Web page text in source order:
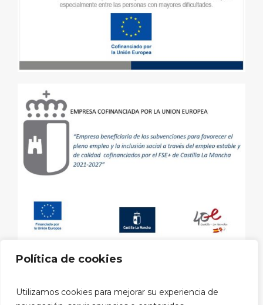
Política de cookies
Utilizamos cookies para mejorar su experiencia de
Política privacidad RRSS